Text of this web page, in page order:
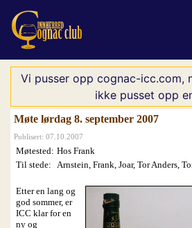
Vi pusser opp cognac-icc.com,
ikke pusset opp